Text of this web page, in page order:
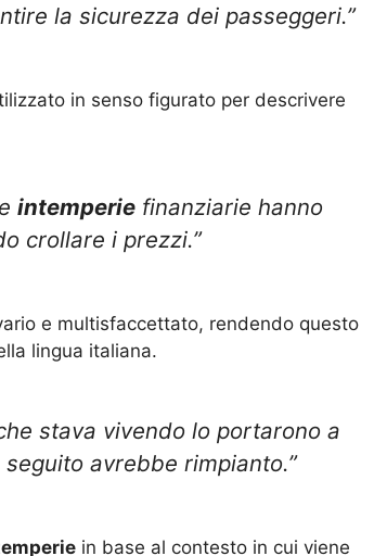
la sicurezza dei passeggeri.”
in senso figurato per descrivere
intemperie finanziarie hanno
crollare i prezzi.”
e multisfaccettato, rendendo questo
lingua italiana.
stava vivendo lo portarono a
avrebbe rimpianto.”
in base al contesto in cui viene